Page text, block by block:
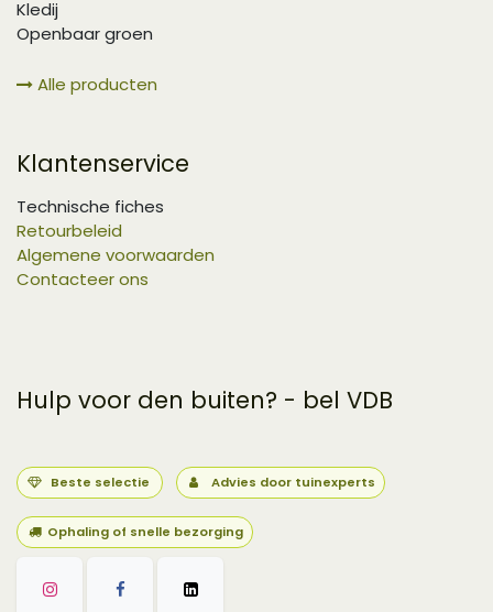
Kledij
Openbaar groen
Alle producten
Klantenservice
Technische fiches
Retourbeleid
Algemene voorwaarden
Contacteer ons
Hulp voor den buiten? - bel VDB
Beste selectie Advies door tuinexperts
Ophaling of snelle bezorging